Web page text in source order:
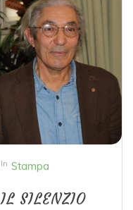
In Stampa
IL SILENZIO